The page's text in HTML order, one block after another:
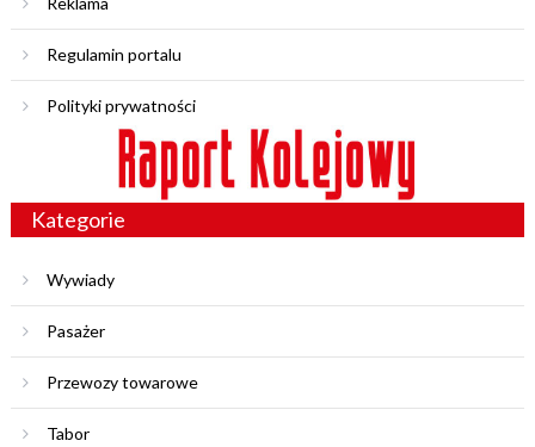
Regulamin portalu
Polityki prywatności
Kategorie
Wywiady
Pasażer
Przewozy towarowe
Tabor